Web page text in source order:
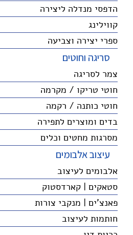
הדפסי מנדלה ליצירה
קווילינג
ספרי יצירה וצביעה
סריגה וחוטים
צמר לסריגה
חוטי טריקו / מקרמה
חוטי כותנה / רקמה
בדים ומוצרים לתפירה
מסרגות מחטים וכלים
עיצוב אלבומים
אלבומים לעיצוב
סטאקים | קארדסטוק
פאנצ'ים | מנקבי צורות
חותמות לעיצוב